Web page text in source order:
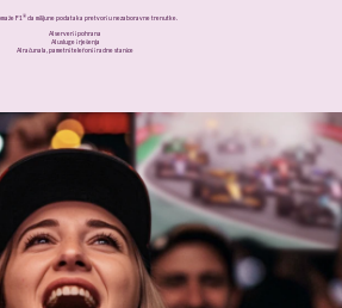
F1 ® da milijune podataka pretvori u nezaboravne trenutke.
AI serveri i pohrana
AI usluge i rješenja
AI računala, pametni telefoni i radne stanice